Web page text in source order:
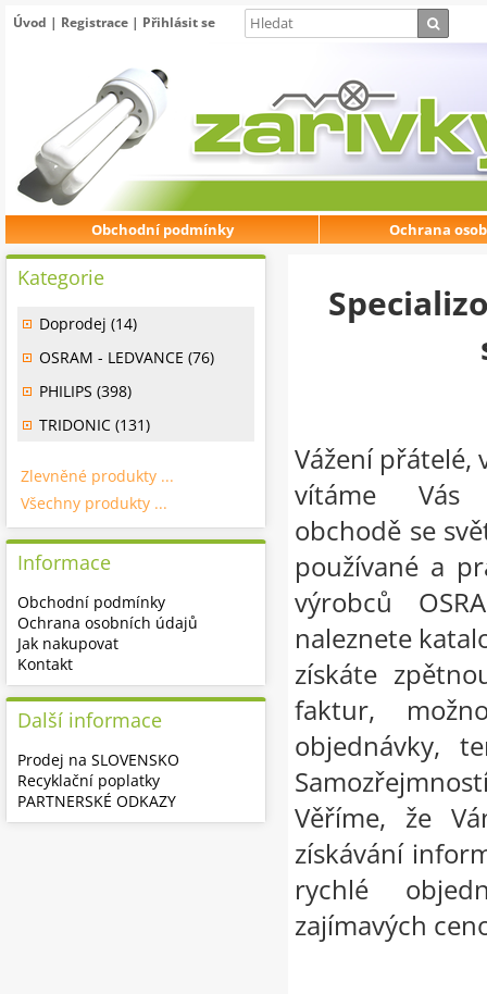
Úvod | Registrace | Přihlásit se
Obchodní podmínky Ochrana
Vážení přátelé,
vítáme Vás
obchodě se
používané a
výrobců
naleznete
získáte
faktur,
objednávky,
Věříme, že
získávání
rychlé
zajímavých
Kategorie
Doprodej (14)
OSRAM - LEDVANCE (76)
PHILIPS (398)
TRIDONIC (131)
Zlevněné produkty ...
Všechny produkty ...
Informace
Obchodní podmínky
Ochrana osobních údajů
Jak nakupovat
Kontakt
Další informace
Prodej na SLOVENSKO
Recyklační poplatky
PARTNERSKÉ ODKAZY